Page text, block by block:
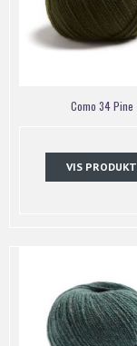
Como 34 Pine
VIS PRODUKT